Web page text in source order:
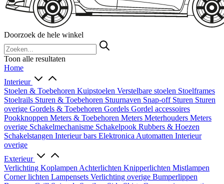
Doorzoek de hele winkel
Toon alle resultaten
Home
Interieur
Stoelen & Toebehoren Kuipstoelen Verstelbare stoelen Stoelframes
Stoelrails Sturen & Toebehoren Stuurnaven Snap-off Sturen Sturen
overige Gordels & Toebehoren Gordels Gordel accessoires
Pookknoppen Meters & Toebehoren Meters Meterhouders Meters
overige Schakelmechanisme Schakelpook Rubbers & Hoezen
Schakelstangen Interieur bars Elektronica Automatten Interieur
overige
Exterieur
Verlichting Koplampen Achterlichten Knipperlichten Mistlampen
Corner lichten Lampensets Verlichting overige Bumperlippen